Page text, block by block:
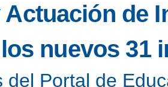
de
nuevos 31
del Portal de